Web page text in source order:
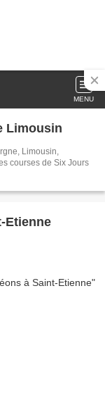
MENU
Limousin
Limousin,
courses de Six Jours
Etienne